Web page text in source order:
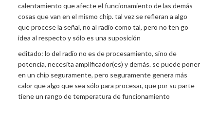
calentamiento que afecte el funcionamiento de las demás
cosas que van en el mismo chip. tal vez se refieran a algo
que procese la señal, no al radio como tal, pero no ten go
idea al respecto y sólo es una suposición
editado: lo del radio no es de procesamiento, sino de
potencia, necesita amplificador(es) y demás. se puede poner
en un chip seguramente, pero seguramente genera más
calor que algo que sea sólo para procesar, que por su parte
tiene un rango de temperatura de funcionamiento